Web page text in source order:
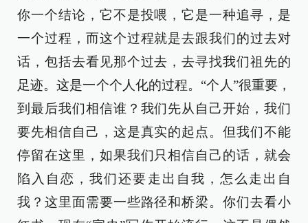
你一个结论，它不是投喂，它是一种追寻，是
一个过程，而这个过程就是去跟我们的过去对
话，包括去看见那个过去，去寻找我们祖先的
足迹。这是一个个人化的过程。“个人”很重要，
到最后我们相信谁？我们先从自己开始，我们
要先相信自己，这是真实的起点。但我们不能
停留在这里，如果我们只相信自己的话，就会
陷入自恋，我们还要走出自我，怎么走出自
我？这里面需要一些路径和桥梁。你们去看小